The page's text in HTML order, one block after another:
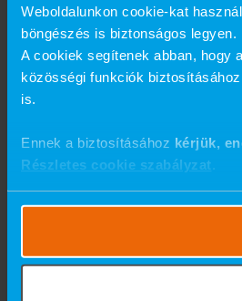
Weboldalunkon cookie-kat
böngészés is biztonságos legyen.
A cookiek segítenek abban, hogy
közösségi funkciók
is.
Ennek a biztosításához kérjük,
Részletes cookie szabályzat.
részvétel feltétele. A
a Résztvevő utólag
A Résztvevő a
bármikor, bármilyen
indokolás nélkül
visszavonhatja a
mail címére küldött e-
Szervező mindenkori